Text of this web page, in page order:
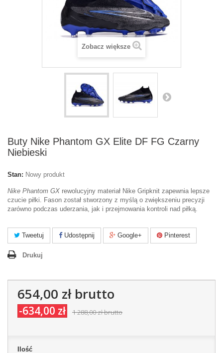
Zobacz większe
Buty Nike Phantom GX Elite DF FG Czarny
Niebieski
Stan: Nowy produkt
Nike Phantom GX rewolucyjny materiał Nike Gripknit zapewnia lepsze
czucie piłki. Fason został stworzony z myślą o zwiększeniu precyzji
zarówno podczas uderzania, jak i przejmowania kontroli nad piłką.
Tweetuj Udostępnij Google+ Pinterest
Drukuj
654,00 złbrutto
-634,00 zł 1 288,00 złbrutto
Ilość